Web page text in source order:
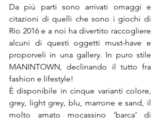
Da più parti sono arrivati omaggi e
citazioni di quelli che sono i giochi di
Rio 2016 e a noi ha divertito raccogliere
alcuni di questi oggetti must-have e
proporveli in una gallery. In puro stile
MANINTOWN, declinando il tutto fra
fashion e lifestyle!
È disponibile in cinque varianti colore,
grey, light grey, blu, marrone e sand, il